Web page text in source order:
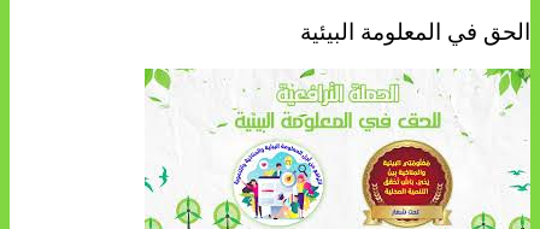
الحق في المعلومة البيئية